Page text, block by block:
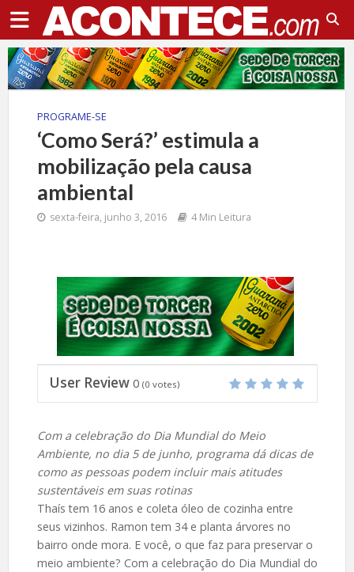
PROGRAME-SE
‘Como Será?’ estimula a
mobilização pela causa
ambiental
sexta-feira, junho 3, 2016 4 Min Leitura
User Review 0 (0 votes)
Com a celebração do Dia Mundial do Meio
Ambiente, no dia 5 de junho, programa dá dicas de
como as pessoas podem incluir mais atitudes
sustentáveis em suas rotinas
Thaís tem 16 anos e coleta óleo de cozinha entre
seus vizinhos. Ramon tem 34 e planta árvores no
bairro onde mora. E você, o que faz para preservar o
meio ambiente? Com a celebração do Dia Mundial do